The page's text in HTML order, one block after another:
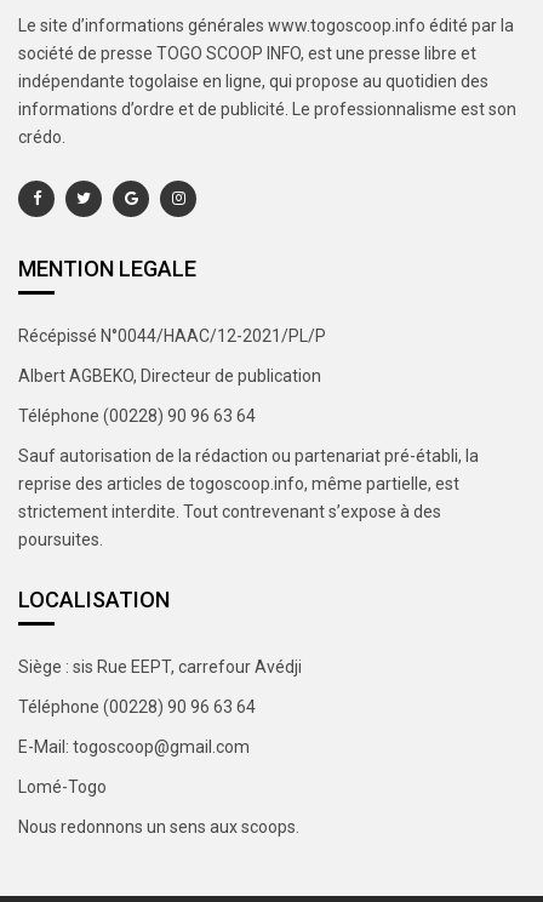
Le site d’informations générales www.togoscoop.info édité par la
société de presse TOGO SCOOP INFO, est une presse libre et
indépendante togolaise en ligne, qui propose au quotidien des
informations d’ordre et de publicité. Le professionnalisme est son
crédo.
MENTION LEGALE
Récépissé N°0044/HAAC/12-2021/PL/P
Albert AGBEKO, Directeur de publication
Téléphone (00228) 90 96 63 64
Sauf autorisation de la rédaction ou partenariat pré-établi, la
reprise des articles de togoscoop.info, même partielle, est
strictement interdite. Tout contrevenant s’expose à des
poursuites.
LOCALISATION
Siège : sis Rue EEPT, carrefour Avédji
Téléphone (00228) 90 96 63 64
E-Mail: togoscoop@gmail.com
Lomé-Togo
Nous redonnons un sens aux scoops.